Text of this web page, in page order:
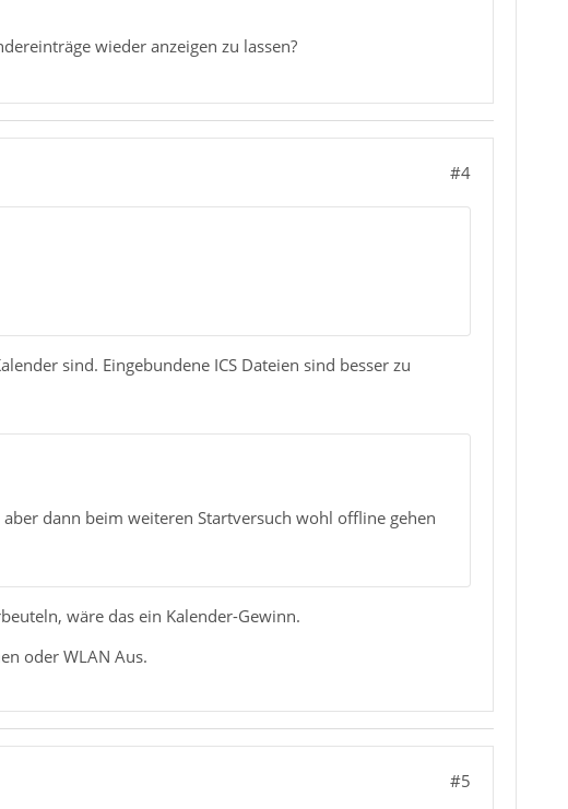
wieder anzeigen zu lassen?
#4
sind. Eingebundene ICS Dateien sind besser zu
dann beim weiteren Startversuch wohl offline gehen
wäre das ein Kalender-Gewinn.
oder WLAN Aus.
#5